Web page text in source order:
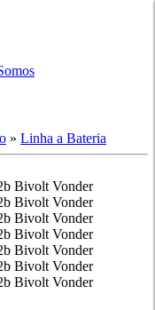
» Linha a Bateria